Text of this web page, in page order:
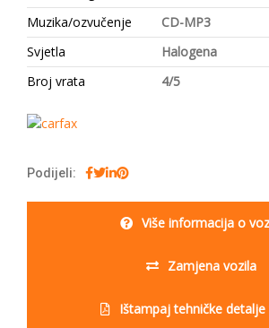
Muzika/ozvučenje
CD-MP3
Svjetla
Halogena
Broj vrata
4/5
Podijeli:
Više informacija o
Zamjena vozila
Ištampaj tehničke detalje